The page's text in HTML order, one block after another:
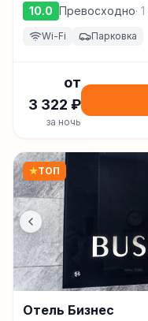
10.0 Превосходно· 1
Wi-Fi Парковка
от
3 322 ₽
за ночь
★ТОП
Отель Бизнес